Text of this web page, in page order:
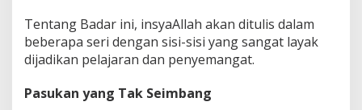
Tentang Badar ini, insyaAllah akan ditulis dalam
beberapa seri dengan sisi-sisi yang sangat layak
dijadikan pelajaran dan penyemangat.
Pasukan yang Tak Seimbang